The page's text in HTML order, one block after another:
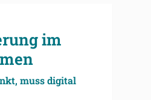
im
muss digital